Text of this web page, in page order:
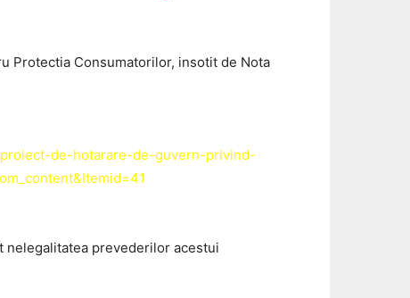
Protectia Consumatorilor, insotit de Nota
de-hotarare-de-guvern-privind-
prevederilor acestui